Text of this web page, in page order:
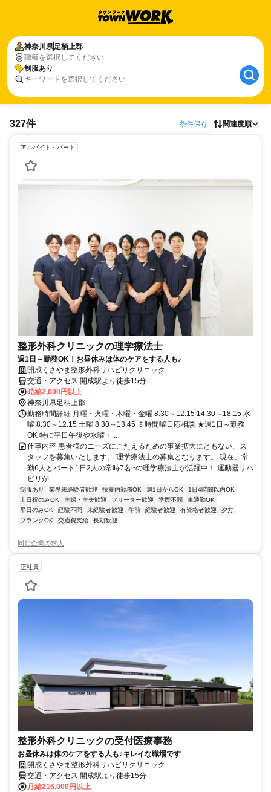
神奈川県足柄上郡
職種を選択してください
制服あり
キーワードを選択してください
327件 条件保存 関連度順
アルバイト・パート
整形外科クリニックの理学療法士
週1日～勤務OK！お昼休みは体のケアをする人も♪
開成くさやま整形外科リハビリクリニック
交通・アクセス 開成駅より徒歩15分
時給2,000円以上
神奈川県足柄上郡
勤務時間詳細 月曜・火曜・木曜・金曜 8:30～12:15 14:30～18:15 水
曜 8:30～12:15 土曜 8:30～13:45 ※時間曜日応相談 ★週1日～勤務
OK 特に平日午後や水曜・...
仕事内容 患者様のニーズにこたえるための事業拡大にともない、ス
タッフを募集いたします。 理学療法士の募集となります。 現在、常
勤6人とパート1日2人の常時7名~の理学療法士が活躍中！ 運動器リハ
ビリが...
制服あり 業界未経験者歓迎 扶養内勤務OK 週1日からOK
1日4時間以内OK
土日祝のみOK
主婦・主夫歓迎 フリーター歓迎 学歴不問
車通勤OK
平日のみOK
経験不問 未経験者歓迎 午前 経験者歓迎 有資格者歓迎
夕方
ブランクOK
交通費支給 長期歓迎
同じ企業の求人
正社員
整形外科クリニックの受付医療事務
お昼休みは体のケアをする人も♪キレイな職場です
開成くさやま整形外科リハビリクリニック
交通・アクセス 開成駅より徒歩15分
月給216,000円以上